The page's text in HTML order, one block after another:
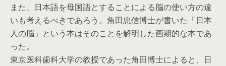
また、日本語を母国語とすることによる脳の使い方の違
いも考えるべきであろう。角田忠信博士が書いた「日本
人の脳」という本はそのことを解明した画期的な本であ
った。
東京医科歯科大学の教授であった角田博士によると、日